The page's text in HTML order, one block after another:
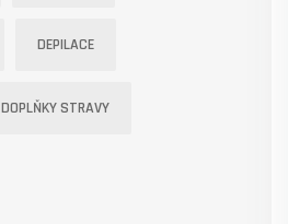
DEPILACE
DOPLŇKY STRAVY